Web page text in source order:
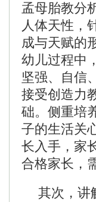
孟母胎教分
人体天性，
成与天赋的
幼儿过程中
坚强、自信
接受创造力
础。侧重培
子的生活关
长入手，家
合格家长，
其次，讲